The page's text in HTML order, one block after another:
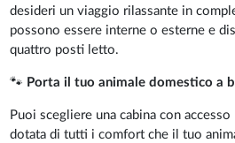
desideri un viaggio rilassante in
possono essere interne o esterne e
quattro posti letto.
🐾 Porta il tuo animale domestico a
Puoi scegliere una cabina con
dotata di tutti i comfort che il tuo